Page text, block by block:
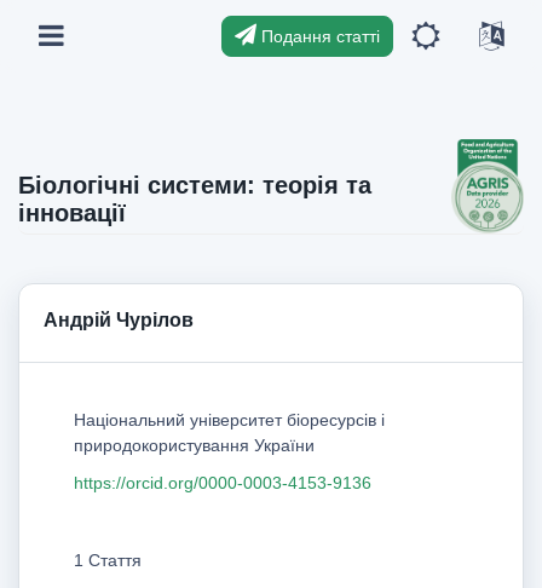
Подання статті
Біологічні системи: теорія та
інновації
Андрій Чурілов
Національний університет біоресурсів і
природокористування України
https://orcid.org/0000-0003-4153-9136
1 Стаття